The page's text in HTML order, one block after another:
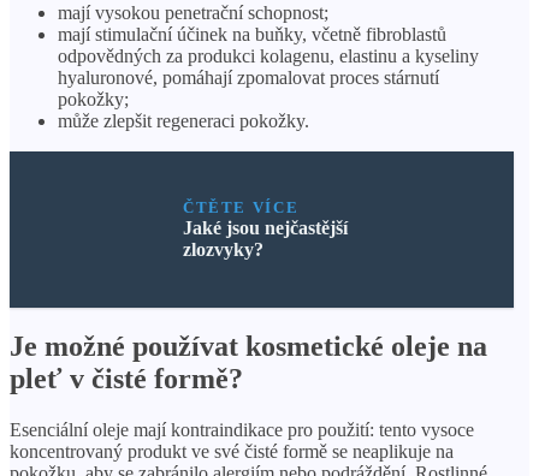
mají vysokou penetrační schopnost;
mají stimulační účinek na buňky, včetně fibroblastů
odpovědných za produkci kolagenu, elastinu a kyseliny
hyaluronové, pomáhají zpomalovat proces stárnutí
pokožky;
může zlepšit regeneraci pokožky.
ČTĚTE VÍCE
Jaké jsou nejčastější
zlozvyky?
Je možné používat kosmetické oleje na
pleť v čisté formě?
Esenciální oleje mají kontraindikace pro použití: tento vysoce
koncentrovaný produkt ve své čisté formě se neaplikuje na